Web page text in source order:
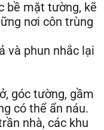
bề mặt tường, kẽ
nơi côn trùng
và phun nhắc lại
góc tường, gầm
có thể ẩn náu.
nhà, các khu